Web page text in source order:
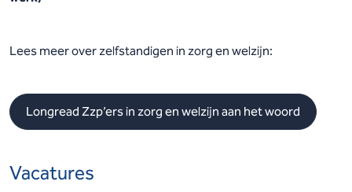
Lees meer over zelfstandigen in zorg en welzijn:
Longread Zzp’ers in zorg en welzijn aan het woord
Vacatures